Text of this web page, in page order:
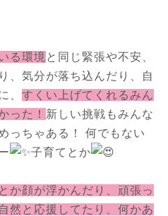
る環境 と同じ緊張や不安、
、気分が落ち込んだり、自
、 すくい上げてくれるみん
った！ 新しい挑戦もみんな
っちゃある！ 何でもない
子育てとか
か顔が浮かんだり、頑張っ
然と応援してたり、何かあ